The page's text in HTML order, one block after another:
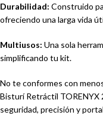
Durabilidad: Construido
ofreciendo una larga vida
Multiusos: Una sola
simplificando tu kit.
No te conformes con
Bisturí Retráctil TORENYX
seguridad, precisión y